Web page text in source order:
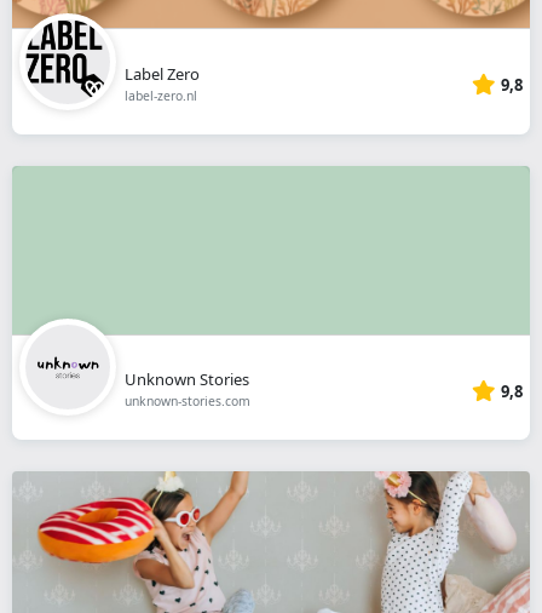
Label Zero
label-zero.nl 9,8
Unknown Stories
unknown-stories.com 9,8